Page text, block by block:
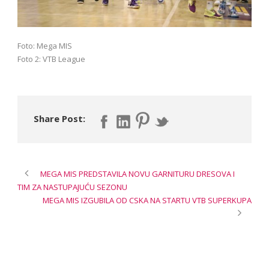
Foto: Mega MIS
Foto 2: VTB League
Share Post:
MEGA MIS PREDSTAVILA NOVU GARNITURU DRESOVA I
TIM ZA NASTUPAJUĆU SEZONU
MEGA MIS IZGUBILA OD CSKA NA STARTU VTB SUPERKUPA